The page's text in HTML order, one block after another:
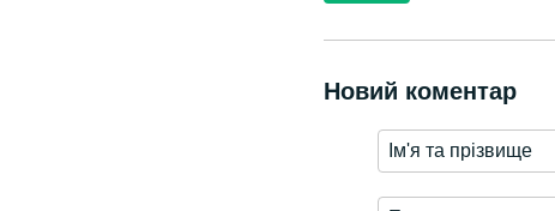
Новий коментар